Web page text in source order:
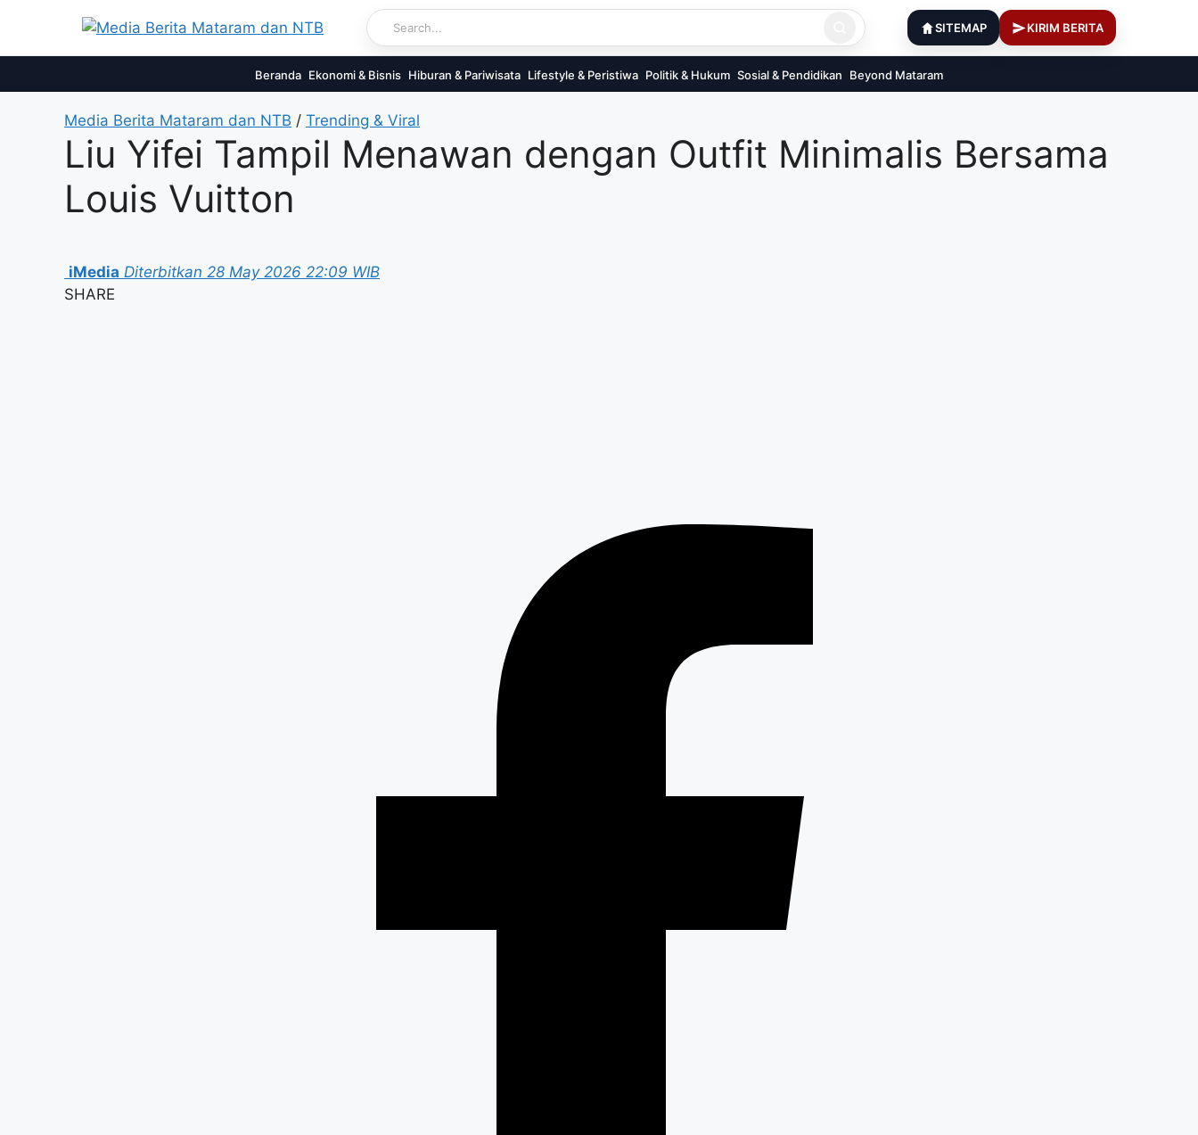
content
SITEMAP KIRIM BERITA
Beranda Ekonomi & Bisnis Hiburan & Pariwisata Lifestyle & Peristiwa Politik & Hukum Sosial & Pendidikan Beyond Mataram
Media Berita Mataram dan NTB / Trending & Viral
Liu Yifei Tampil Menawan dengan Outfit Minimalis Bersama
Louis Vuitton
iMedia Diterbitkan 28 May 2026 22:09 WIB
SHARE